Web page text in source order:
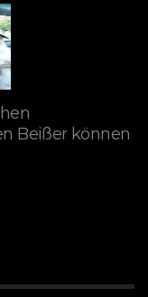
Beißer können